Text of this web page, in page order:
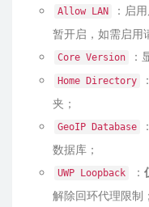
Allow LAN
：启
暂开启，如需启用
Core Version ：
Home Directory
夹；
GeoIP Database ：
数据库；
UWP Loopback ：
解除回环代理限制；